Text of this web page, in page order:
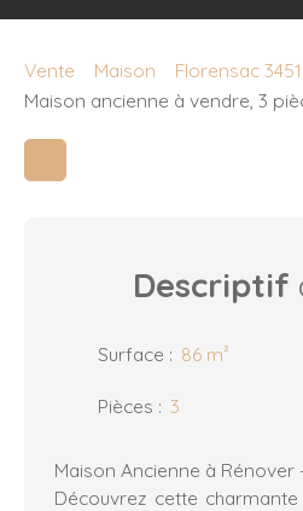
Vente Maison
Florensac
Maison ancienne à vendre, 3
Descriptif
Surface : 86 m²
Pièces : 3
Maison Ancienne à Rénover
Découvrez cette